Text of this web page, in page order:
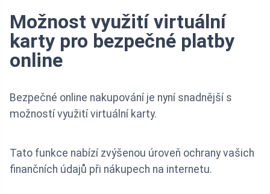
Možnost využití virtuální
karty pro bezpečné platby
online
Bezpečné online nakupování je nyní snadnější s
možností využití virtuální karty.
Tato funkce nabízí zvýšenou úroveň ochrany vašich
finančních údajů při nákupech na internetu.